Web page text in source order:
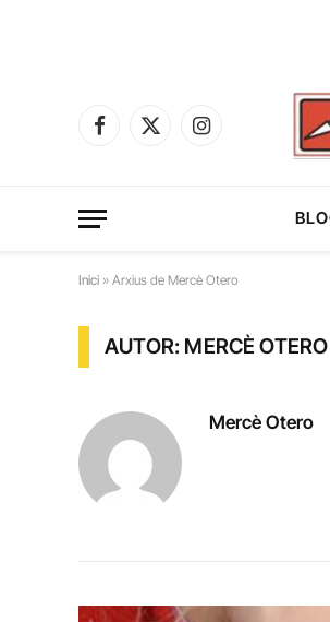
Facebook
X
Instagram
Inici » Arxius de Mercè Otero
AUTOR: MERCÈ OTERO
Mercè Otero